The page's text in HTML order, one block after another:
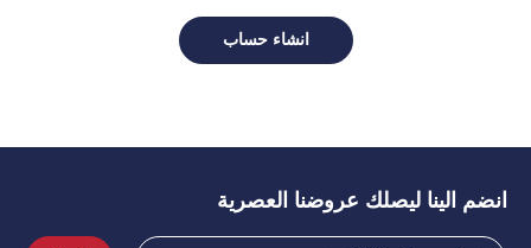
انشاء حساب
انضم الينا ليصلك عروضنا العصرية